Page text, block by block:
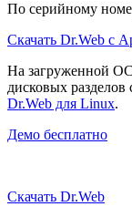
По серийному
Скачать Dr.Web с
На загруженной
дисковых разделов
Dr.Web для Linux.
Демо бесплатно
Скачать Dr.Web